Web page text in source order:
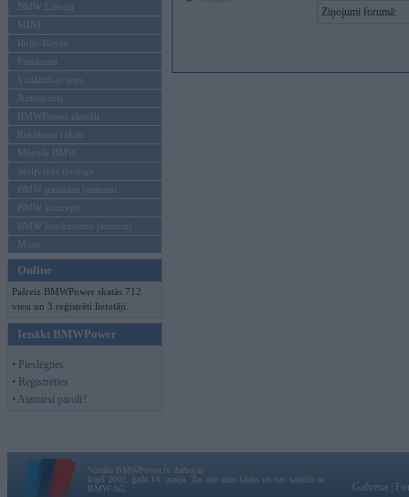
BMW Latvijā
MINI
Rolls-Royce
Pasākumi
Vadāmības tests
Autosports
BMWPower aktuāli
Reklāmas raksti
Mēneša BMW
Sērijveida tūnings
BMW pasaules jaunumi
BMW koncepti
BMW konkurentu jaunumi
Moto
Online
Pašreiz BMWPower skatās 712
viesi un 3 reģistrēti lietotāji.
Ienākt BMWPower
• Pieslēgties
• Reģistrēties
• Aizmirsi paroli?
Ziņojumi forumā:
Vortāls BMWPower.lv darbojas
kopš 2002. gada 14. maija. Tas nav auto klubs un nav saistīts ar
BMW AG.
Galvena